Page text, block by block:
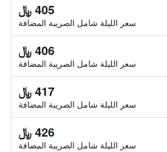
405 ﷼
سعر الليلة شامل الصريبة المضافة
406 ﷼
سعر الليلة شامل الصريبة المضافة
417 ﷼
سعر الليلة شامل الصريبة المضافة
426 ﷼
سعر الليلة شامل الصريبة المضافة